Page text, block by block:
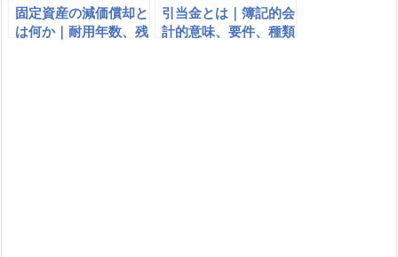
固定資産の減価償却と
は何か｜耐用年数、残
引当金とは｜簿記的会
計的意味、要件、種類